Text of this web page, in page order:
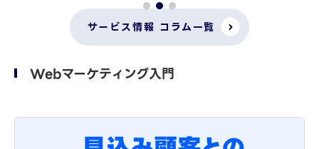
サービス情報 コラム一覧
Webマーケティング入門